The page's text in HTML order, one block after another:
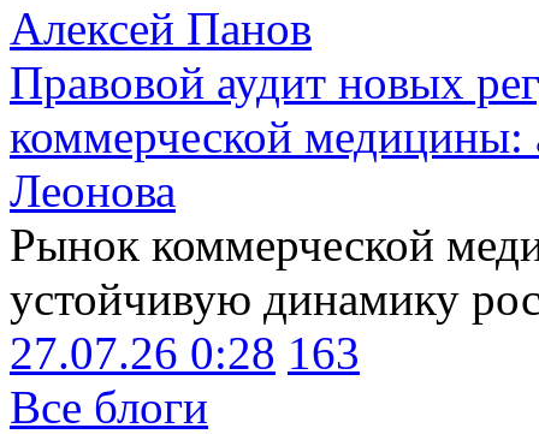
Алексей Панов
Правовой аудит новых
коммерческой медицины:
Леонова
Рынок коммерческой
устойчивую динамику
27.07.26 0:28 163
Все блоги